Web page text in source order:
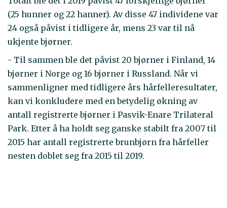
(25 hunner og 22 hanner). Av disse 47 individene var
24 også påvist i tidligere år, mens 23 var til nå
ukjente bjørner.
- Til sammen ble det påvist 20 bjørner i Finland, 14
bjørner i Norge og 16 bjørner i Russland. Når vi
sammenligner med tidligere års hårfelleresultater,
kan vi konkludere med en betydelig økning av
antall registrerte bjørner i Pasvik-Enare Trilateral
Park. Etter å ha holdt seg ganske stabilt fra 2007 til
2015 har antall registrerte brunbjørn fra hårfeller
nesten doblet seg fra 2015 til 2019.